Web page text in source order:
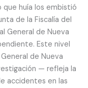
que huía los embistió
de la Fiscalía del
General de Nueva
Este nivel
de Nueva
— refleja la
accidentes en las